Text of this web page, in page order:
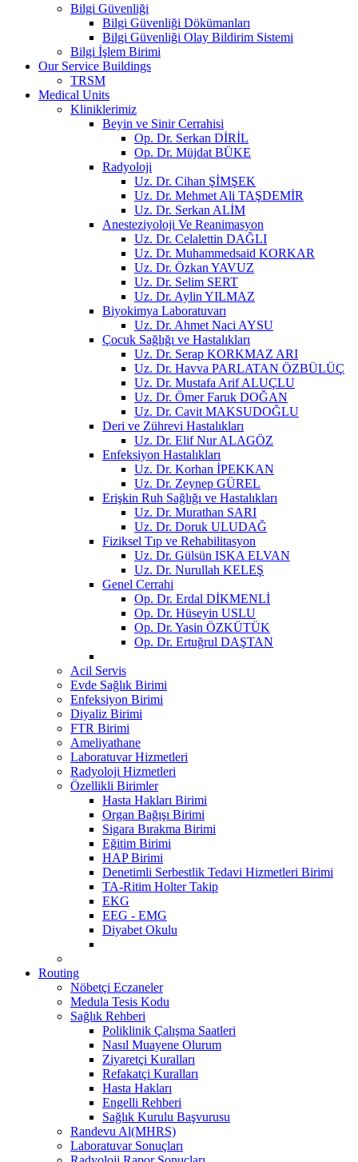
Bilgi Güvenliği
Bilgi Güvenliği Dökümanları
Bilgi Güvenliği Olay Bildirim Sistemi
Bilgi İşlem Birimi
Our Service Buildings
TRSM
Medical Units
Kliniklerimiz
Beyin ve Sinir Cerrahisi
Op. Dr. Serkan DİRİL
Op. Dr. Müjdat BÜKE
Radyoloji
Uz. Dr. Cihan ŞİMŞEK
Uz. Dr. Mehmet Ali TAŞDEMİR
Uz. Dr. Serkan ALİM
Anesteziyoloji Ve Reanimasyon
Uz. Dr. Celalettin DAĞLI
Uz. Dr. Muhammedsaid KORKAR
Uz. Dr. Özkan YAVUZ
Uz. Dr. Selim SERT
Uz. Dr. Aylin YILMAZ
Biyokimya Laboratuvarı
Uz. Dr. Ahmet Naci AYSU
Çocuk Sağlığı ve Hastalıkları
Uz. Dr. Serap KORKMAZ ARI
Uz. Dr. Havva PARLATAN ÖZBÜLÜÇ
Uz. Dr. Mustafa Arif ALUÇLU
Uz. Dr. Ömer Faruk DOĞAN
Uz. Dr. Cavit MAKSUDOĞLU
Deri ve Zührevi Hastalıkları
Uz. Dr. Elif Nur ALAGÖZ
Enfeksiyon Hastalıkları
Uz. Dr. Korhan İPEKKAN
Uz. Dr. Zeynep GÜREL
Erişkin Ruh Sağlığı ve Hastalıkları
Uz. Dr. Murathan SARI
Uz. Dr. Doruk ULUDAĞ
Fiziksel Tıp ve Rehabilitasyon
Uz. Dr. Gülsün ISKA ELVAN
Uz. Dr. Nurullah KELEŞ
Genel Cerrahi
Op. Dr. Erdal DİKMENLİ
Op. Dr. Hüseyin USLU
Op. Dr. Yasin ÖZKÜTÜK
Op. Dr. Ertuğrul DAŞTAN
Acil Servis
Evde Sağlık Birimi
Enfeksiyon Birimi
Diyaliz Birimi
FTR Birimi
Ameliyathane
Laboratuvar Hizmetleri
Radyoloji Hizmetleri
Özellikli Birimler
Hasta Hakları Birimi
Organ Bağışı Birimi
Sigara Bırakma Birimi
Eğitim Birimi
HAP Birimi
Denetimli Serbestlik Tedavi Hizmetleri Birimi
TA-Ritim Holter Takip
EKG
EEG - EMG
Diyabet Okulu
Routing
Nöbetçi Eczaneler
Medula Tesis Kodu
Sağlık Rehberi
Poliklinik Çalışma Saatleri
Nasıl Muayene Olurum
Ziyaretçi Kuralları
Refakatçi Kuralları
Hasta Hakları
Engelli Rehberi
Sağlık Kurulu Başvurusu
Randevu Al(MHRS)
Laboratuvar Sonuçları